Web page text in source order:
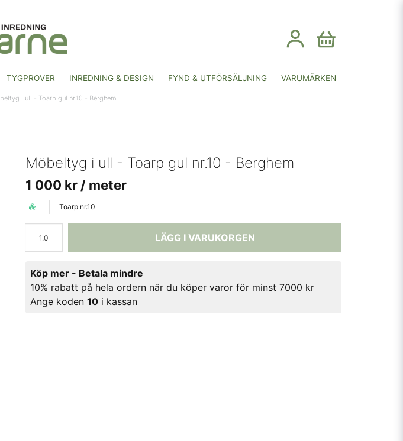
TYGPROVER INREDNING & DESIGN FYND & UTFÖRSÄLJNING VARUMÄRKEN
i ull - Toarp gul nr.10 - Berghem
Möbeltyg i ull - Toarp gul nr.10 - Berghem
1 000 kr / meter
Toarp nr.10
LÄGG I VARUKORGEN
Köp mer - Betala mindre
10% rabatt på hela ordern när du köper varor för minst 7000 kr
Ange koden10 i kassan